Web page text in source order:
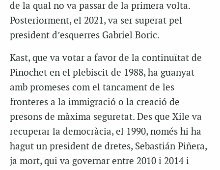
de la qual no va passar de la primera volta.
Posteriorment, el 2021, va ser superat pel
president d’esquerres Gabriel Boric.
Kast, que va votar a favor de la continuïtat de
Pinochet en el plebiscit de 1988, ha guanyat
amb promeses com el tancament de les
fronteres a la immigració o la creació de
presons de màxima seguretat. Des que Xile va
recuperar la democràcia, el 1990, només hi ha
hagut un president de dretes, Sebastián Piñera,
ja mort, qui va governar entre 2010 i 2014 i